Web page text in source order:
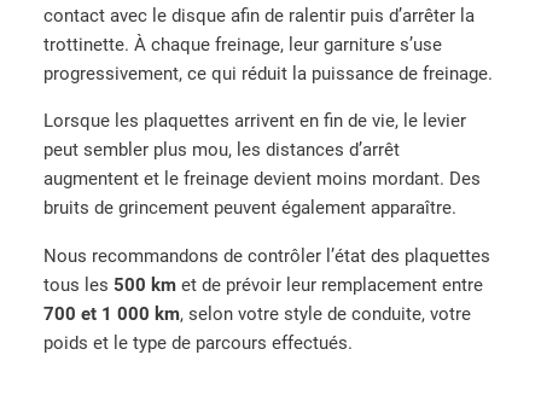
contact avec le disque afin de ralentir puis d’arrêter la
trottinette. À chaque freinage, leur garniture s’use
progressivement, ce qui réduit la puissance de freinage.
Lorsque les plaquettes arrivent en fin de vie, le levier
peut sembler plus mou, les distances d’arrêt
augmentent et le freinage devient moins mordant. Des
bruits de grincement peuvent également apparaître.
Nous recommandons de contrôler l’état des plaquettes
tous les 500 km et de prévoir leur remplacement entre
700 et 1 000 km, selon votre style de conduite, votre
poids et le type de parcours effectués.